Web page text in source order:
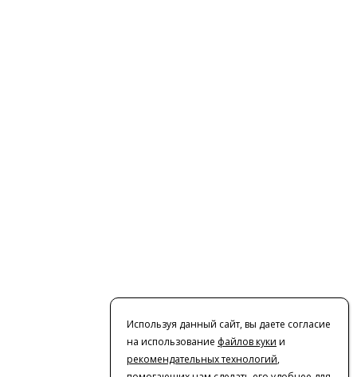
Используя данный сайт, вы даете согласие
на использование файлов куки и
рекомендательных технологий,